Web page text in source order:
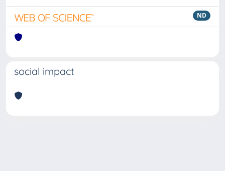
ND
social impact